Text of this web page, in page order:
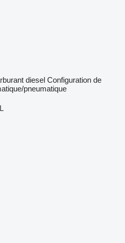
diesel Configuration de
pneumatique